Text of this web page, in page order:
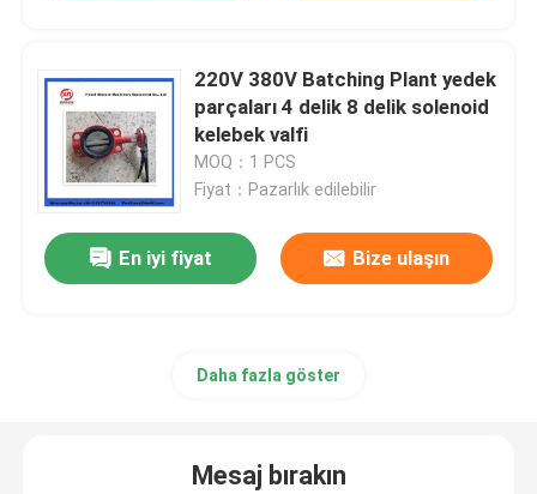
220V 380V Batching Plant yedek
parçaları 4 delik 8 delik solenoid
kelebek valfi
MOQ：1 PCS
Fiyat：Pazarlık edilebilir
En iyi fiyat Bize ulaşın
Daha fazla göster
Mesaj bırakın